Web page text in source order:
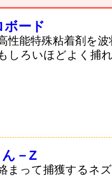
ボード
性能特殊粘着剤を
しろいほどよく捕
－Z
まって捕獲するネ